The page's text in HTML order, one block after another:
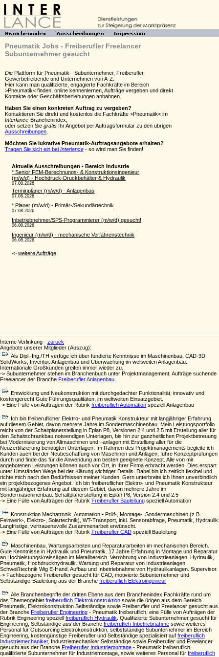
Pneumatik Jobs - Freiberufler Freelancer
Subunternehmer gesucht
Die Plattform für Pneumatik - Subunternehmer, Freiberufler,
Gewerbetreibende und Unternehmen von A-Z.
Hier kann man qualifizierte, engagierte Fachkräfte im Bereich
>Pneumatik< finden, online kennenlernen, Aufträge vergeben und direkt
Kontakte oder Geschäftsbeziehungen anbahnen.
Haben Sie einen konkreten Auftrag zu vergeben?
Kontaktieren Sie direkt und kostenlos die Fachkräfte >Pneumatik< im
Interlance-Branchenindex,
oder setzen Sie gratis Ihr Angebot per Auftragsformular zu den übrigen
Ausschreibungen
Möchten Sie lukrative Pneumatik-Auftragsangebote erhalten?
Tragen Sie sich ein bei Interlance - so wird man Sie finden!
Interne Verlinkung - zurück
Angebote unserer Mitglieder (Auszug):
Als Dipl.-Ing./TH verfüge ich über fundierte Kenntnisse im Maschinenbau, CAD-3D:
SolidWorks, Inventor. Anlagenbau und Überwachung im weltweiten Anlagenbau.
Internationale Großkunden greifen immer wieder zu.
-> Subunternehmer stehen im Branchenbuch unter Projektmanagement, Aufträge suchende
Freelancer der Branche Freiberufler Anlagenbau
Entwicklung und Neukonstruktion mit durchgedachter Funktionalität, innovativ und
kostengerecht Gute Führungsqaulitäten, im weltweiten Einsatzgebiet.
-> Eine Fülle von Aufträgen der Rubrik freiberuflich Automation speziell Anlagenbau
Ich bin freiberuflicher Elektro- und Pneumatik Konstrukteur mit langjähriger Erfahrung
auf diesem Gebiet, davon mehrere Jahre im Sondermaschinenbau. Mein Leistungsportfolio
reicht von der Schaltplanerstellung in Eplan P8, Versionen 2.4 und 2.5 mit Erstellung aller für
den Schaltschrankbau notwendigen Unterlagen, bis hin zur ganzheitlichen Projektbetreuung
bei Modernisierung von Altmaschinen und –anlagen mit Erstellung aller für die
Neuzertifizierung benötigten Unterlagen. Im Rahmen des Projektmanagements begleite ich
Kunden auch bei der Neubeschaffung von Maschinen und Anlagen, führe Konzeptprüfungen
durch und finde das für die Anwendung am besten geeignete Konzept. Alle von mir
angebotenen Leistungen können auch vor Ort, in Ihrer Firma erbracht werden. Dies erspart
unter Umständen Wege bei der Klärung wichtiger Details. Dabei bin ich zeitlich flexibel und
richte mich nach den Bedürfnissen meiner Kunden. Gern unterbreite ich Ihnen unverbindlich
ein projektbezogenes Angebot. Ich bin freiberuflicher Elektro- und Pneumatik Konstrukteur
mit langjähriger Erfahrung auf diesem Gebiet, davon mehrere Jahre im
Sondermaschinenbau. Schaltplanerstellung in Eplan P8, Version 2.4 und 2.5
-> Eine Fülle von Aufträgen der Rubrik Freiberufler Bauleitung speziell Automation
Konstruktion Mechatronik, Automation • Prüf-, Montage-, Sondermaschinen (z.B.
Feinwerk-, Elektro-, Solartechnik), WT-Transport, inkl. Sensorabfrage, Pneumatik, Hydraulik
Langfristige, vertrauensvolle Zusammenarbeit erwünscht.
-> Eine Fülle von Aufträgen der Rubrik Freiberufler CAD speziell Bauleitung
Maschinenbau, Wartungsarbeiten und Reparaturarbeiten im mechanischen Bereich.
Gute Kenntnisse in Hydraulik und Pneumatik. 17 Jahre Erfahrung in Montage und Reparatur
an Hochleistungskreissägen im Metallbereich. Verrohrung von Industrieanlagen. Hydraulik,
Pneumatik, Hochdruckhydraulik. Wartung und Reparatur von Industrieanlagen.
Schweißtechnik Wig E-Hand. Aufbau und Inbetriebnahme von Hydraulikanlagen. Supervisor.
-> Fachbezogene Freiberufler gesucht für CAD, motivierte Subunternehmer und
Selbständige-Bauleitung aus der Branche freiberuflich Elektroingenieur
Alle Branchenbegriffe der dritten Ebene aus dem Branchenindex Fachkräfte rund um
das Themengebiet freiberuflich Elektrokonstruktion sowie die ürigen aus dem Bereich
Pneumatik, Elektrokonstruktion Selbständige sowie Freiberufler und Freelancer gesucht aus
der Branche Freiberufler Engineering - Pneumatik freiberuflich, eine Fülle von Aufträgen der
Rubrik Engineering speziell freiberuflich Hydraulik . Qualifizierte Subunternehmer gesucht für
Engineering, Selbständige aus der Branche freiberuflich Inbetriebnahme sowie weiteres
Personal für Outsourcing Elektrokonstruktion, selbstständige Subunternehmer im Bereich
Engineering, kostengünstige Freiberufler und Selbständige spezialisiert auf freiberuflich
Industriemechaniker, Industriemechaniker Selbständige sowie Freiberufler und Freelancer
gesucht aus der Branche Freiberufler Industriemontage - Pneumatik freiberuflich,
qualifizierte Subunternehmer für Industriemontage, sowie weiteres Personal für freiberuflich